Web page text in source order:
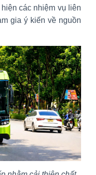
các nhiệm vụ liên
gia ý kiến về nguồn